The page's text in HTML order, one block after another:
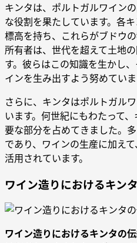
キンタは、ポルトガルワイン
な役割を果たしています。各
標高を持ち、これらがブドウ
所有者は、世代を超えて土地
す。彼らはこの知識を生かし
インを生み出すよう努めていま
さらに、キンタはポルトガル
います。何世紀にもわたって
要な部分を占めてきました。
であり、ワインの生産に加え
活用されています。
ワイン造りにおけるキン
ワイン造りにおけるキンタの